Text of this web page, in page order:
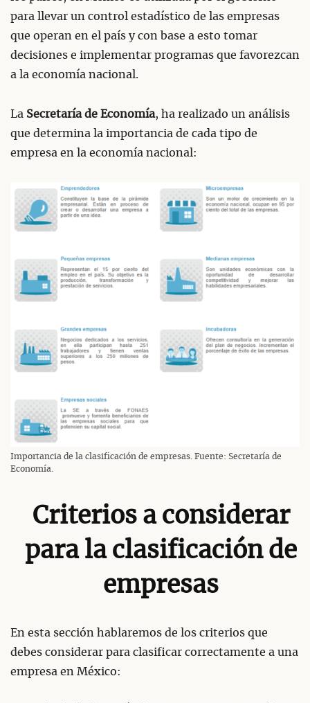
para llevar un control estadístico de las empresas
que operan en el país y con base a esto tomar
decisiones e implementar programas que favorezcan
a la economía nacional.
La Secretaría de Economía, ha realizado un análisis
que determina la importancia de cada tipo de
empresa en la economía nacional:
Importancia de la clasificación de empresas. Fuente: Secretaría de
Economía.
Criterios a considerar
para la clasificación de
empresas
En esta sección hablaremos de los criterios que
debes considerar para clasificar correctamente a una
empresa en México: